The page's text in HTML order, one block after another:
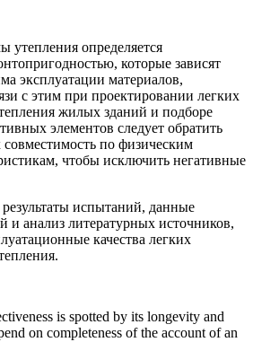
утепления определяется
которые зависят
эксплуатации материалов,
с этим при проектировании легких
жилых зданий и подборе
элементов следует обратить
по физическим
чтобы исключить негативные
испытаний, данные
и анализ литературных источников,
качества легких
is spotted by its longevity and
on completeness of the account of an